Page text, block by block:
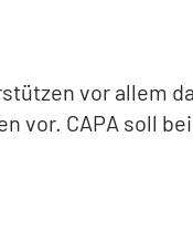
vor allem
vor. CAPA soll